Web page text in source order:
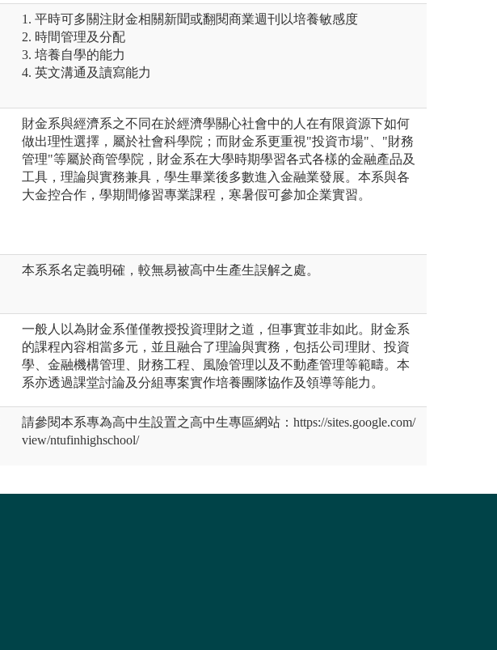
1. 平時可多關注財金相關新聞或翻閱商業週刊以培養敏感度
2. 時間管理及分配
3. 培養自學的能力
4. 英文溝通及讀寫能力
財金系與經濟系之不同在於經濟學關心社會中的人在有限資源下如何
做出理性選擇，屬於社會科學院；而財金系更重視"投資市場"、"財務
管理"等屬於商管學院，財金系在大學時期學習各式各樣的金融產品及
工具，理論與實務兼具，學生畢業後多數進入金融業發展。本系與各
大金控合作，學期間修習專業課程，寒暑假可參加企業實習。
本系系名定義明確，較無易被高中生產生誤解之處。
一般人以為財金系僅僅教授投資理財之道，但事實並非如此。財金系
的課程內容相當多元，並且融合了理論與實務，包括公司理財、投資
學、金融機構管理、財務工程、風險管理以及不動產管理等範疇。本
系亦透過課堂討論及分組專案實作培養團隊協作及領導等能力。
請參閱本系專為高中生設置之高中生專區網站：https://sites.google.com/
view/ntufinhighschool/